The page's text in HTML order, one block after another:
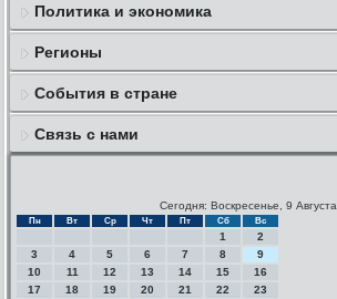
Политика и экономика
Регионы
События в стране
Связь с нами
Сегодня: Воскресенье, 9 Августа
Пн Вт Ср Чт Пт Сб Вс
1
2
3
4 5 6 7 8
9
10
11 12 13 14 15
16
17
18 19 20 21 22
23